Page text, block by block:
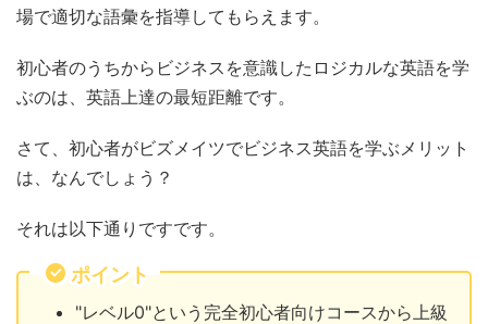
場で適切な語彙を指導してもらえます。
初心者のうちからビジネスを意識したロジカルな英語を学
ぶのは、英語上達の最短距離です。
さて、初心者がビズメイツでビジネス英語を学ぶメリット
は、なんでしょう？
それは以下通りですです。
ポイント
"レベル0"という完全初心者向けコースから上級